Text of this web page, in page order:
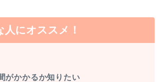
にオススメ！
がかかるか知りたい